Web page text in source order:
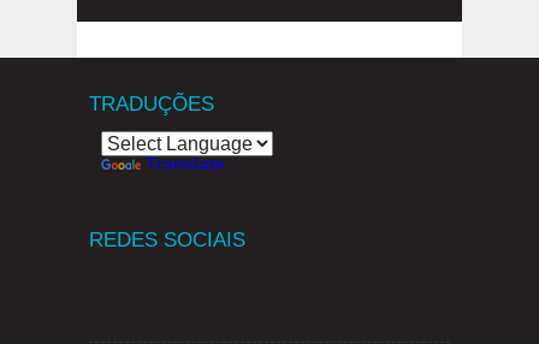
TRADUÇÕES
Translate
REDES SOCIAIS